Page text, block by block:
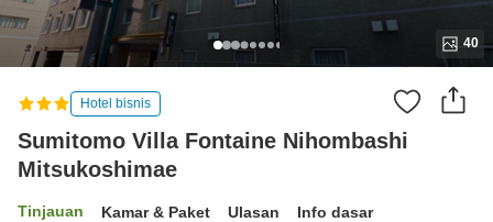
40
Hotel bisnis
Sumitomo Villa Fontaine Nihombashi
Mitsukoshimae
Tinjauan Kamar & Paket Ulasan Info dasar